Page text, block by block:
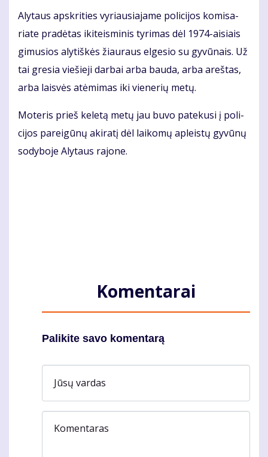
Aly­taus ap­skri­ties vy­riau­sia­ja­me po­li­ci­jos ko­mi­sa­
ria­te pra­dė­tas iki­teis­mi­nis ty­ri­mas dėl 1974-ai­siais
gi­mu­sios aly­tiš­kės žiau­raus el­ge­sio su gy­vū­nais. Už
tai gre­sia vie­šie­ji dar­bai ar­ba bau­da, ar­ba areš­tas,
ar­ba lais­vės at­ėmi­mas iki vie­ne­rių me­tų.
Mo­te­ris prieš ke­le­tą me­tų jau bu­vo pa­te­ku­si į po­li­
ci­jos pa­rei­gū­nų aki­ra­tį dėl lai­ko­mų ap­leis­tų gy­vū­nų
so­dy­bo­je Aly­taus ra­jo­ne.
Komentarai
Palikite savo komentarą
Jūsų vardas
Komentaras